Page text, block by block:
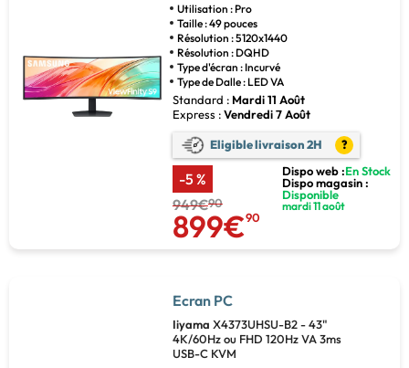
Utilisation : Pro
Taille : 49 pouces
Résolution : 5120x1440
Résolution : DQHD
Type d'écran : Incurvé
Type de Dalle : LED VA
Standard : Mardi 11 Août
Express :Vendredi 7 Août
Eligible livraison 2H ?
-5 %
949€90
899€90
Dispo web :En Stock
Dispo magasin :
Disponible
mardi 11 août
Ecran PC
Iiyama X4373UHSU-B2 - 43"
4K/60Hz ou FHD 120Hz VA 3ms
USB-C KVM